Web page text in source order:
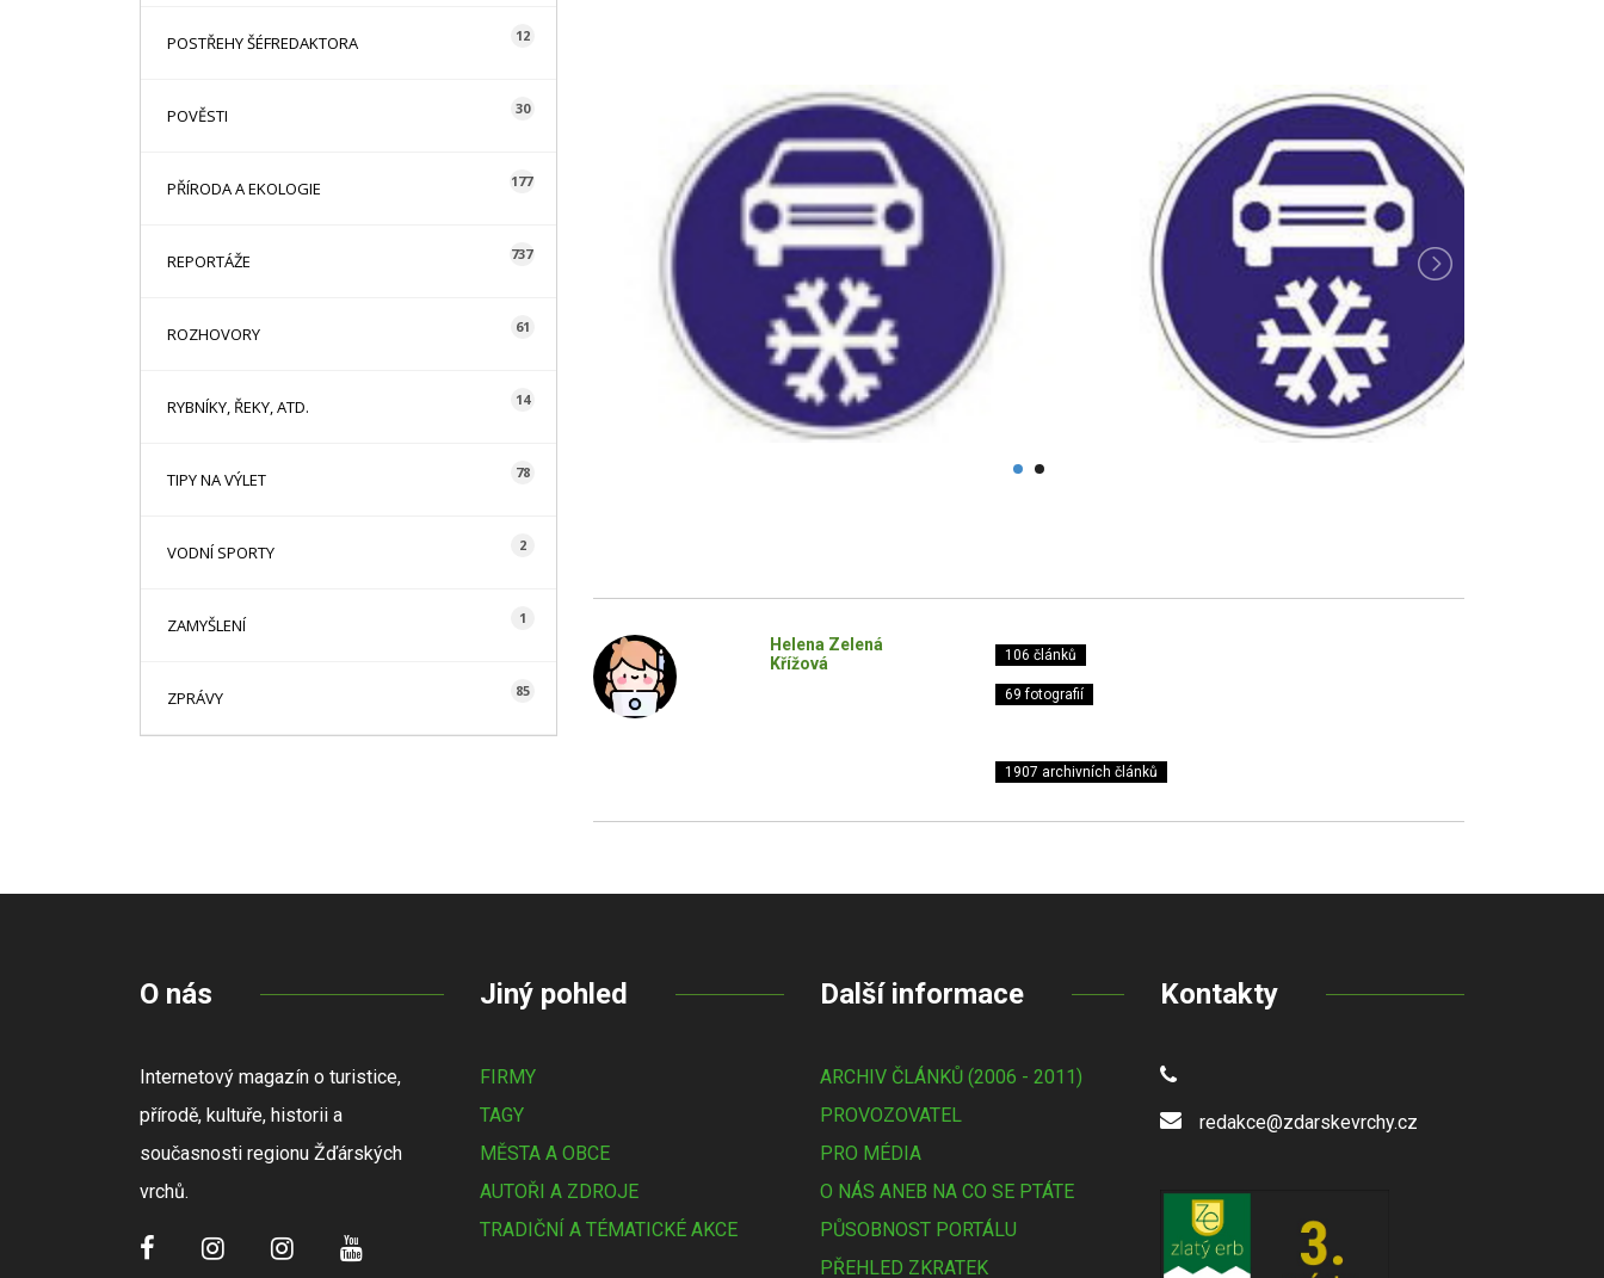
POSTŘEHY ŠÉFREDAKTORA 12
POVĚSTI 30
PŘÍRODA A EKOLOGIE 177
REPORTÁŽE 737
ROZHOVORY 61
RYBNÍKY, ŘEKY, ATD. 14
TIPY NA VÝLET 78
VODNÍ SPORTY 2
ZAMYŠLENÍ 1
ZPRÁVY 85
Helena Zelená
Křížová
106 článků
69 fotografií
1907 archivních článků
O nás
Internetový magazín o turistice,
přírodě, kultuře, historii a
současnosti regionu Žďárských
vrchů.
Jiný pohled
FIRMY
TAGY
MĚSTA A OBCE
AUTOŘI A ZDROJE
TRADIČNÍ A TÉMATICKÉ AKCE
Další informace
ARCHIV ČLÁNKŮ (2006 - 2011)
PROVOZOVATEL
PRO MÉDIA
O NÁS ANEB NA CO SE PTÁTE
PŮSOBNOST PORTÁLU
PŘEHLED ZKRATEK
Kontakty
redakce@zdarskevrchy.cz